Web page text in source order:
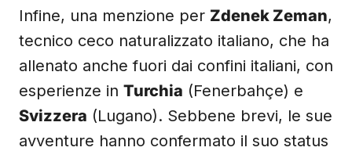
Infine, una menzione per Zdenek Zeman,
tecnico ceco naturalizzato italiano, che ha
allenato anche fuori dai confini italiani, con
esperienze in Turchia (Fenerbahçe) e
Svizzera (Lugano). Sebbene brevi, le sue
avventure hanno confermato il suo status